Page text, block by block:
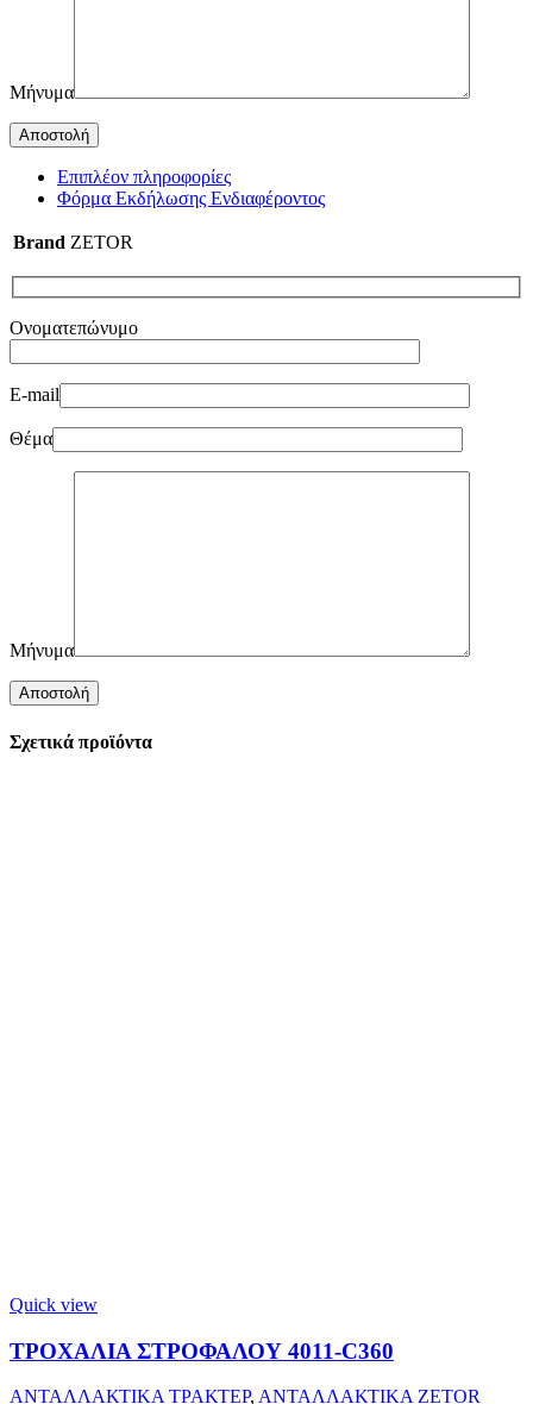
Μήνυμα
Επιπλέον πληροφορίες
Φόρμα Εκδήλωσης Ενδιαφέροντος
Brand ZETOR
Ονοματεπώνυμο
E-mail
Θέμα
Μήνυμα
Σχετικά προϊόντα
Quick view
ΤΡΟΧΑΛΙΑ ΣΤΡΟΦΑΛΟΥ 4011-C360
ΑΝΤΑΛΛΑΚΤΙΚΑ ΤΡΑΚΤΕΡ, ΑΝΤΑΛΛΑΚΤΙΚΑ ZETOR